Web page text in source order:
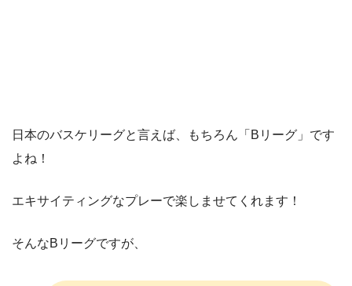
日本のバスケリーグと言えば、もちろん「Bリーグ」です
よね！
エキサイティングなプレーで楽しませてくれます！
そんなBリーグですが、